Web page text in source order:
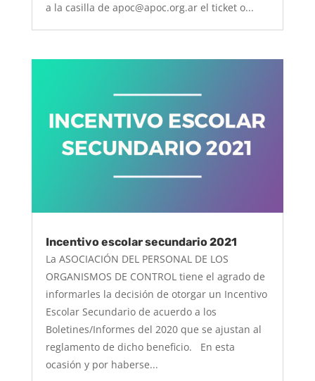
a la casilla de apoc@apoc.org.ar el ticket o...
Incentivo escolar secundario 2021
La ASOCIACIÓN DEL PERSONAL DE LOS
ORGANISMOS DE CONTROL tiene el agrado de
informarles la decisión de otorgar un Incentivo
Escolar Secundario de acuerdo a los
Boletines/Informes del 2020 que se ajustan al
reglamento de dicho beneficio. En esta
ocasión y por haberse...